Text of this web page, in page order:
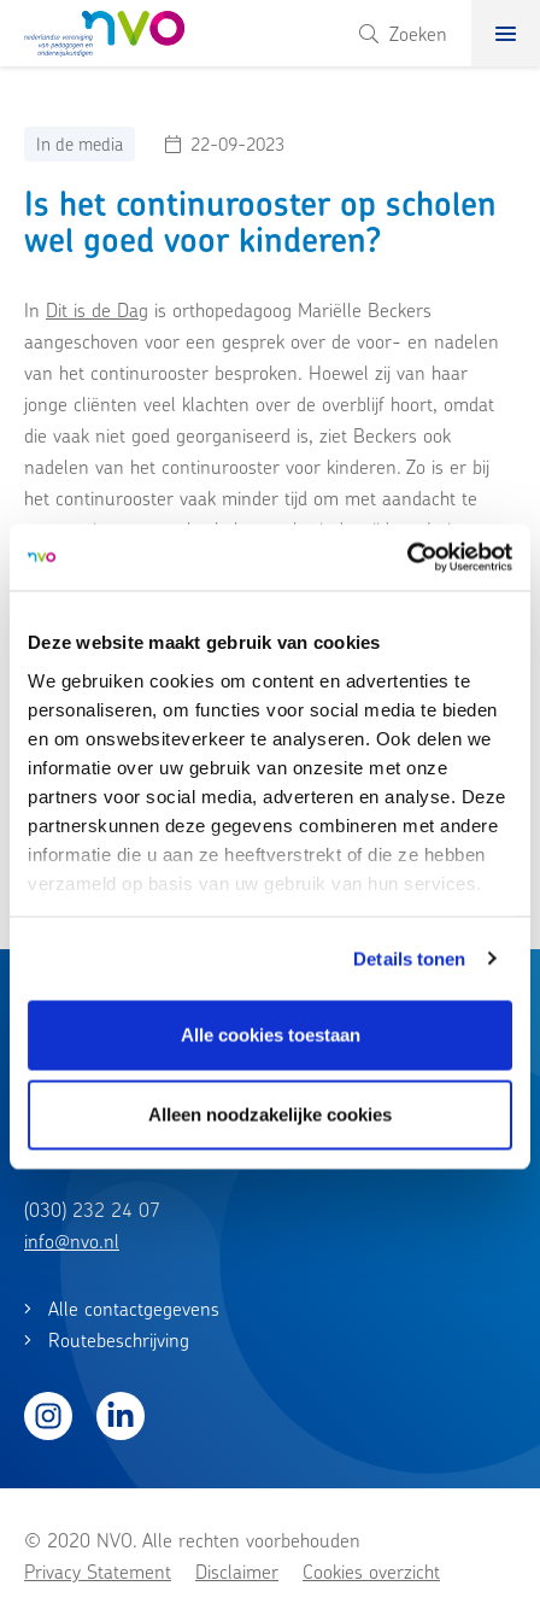
Deze website maakt gebruik van cookies
We gebruiken cookies om content en advertenties te
personaliseren, om functies voor social media te bieden
en om onswebsiteverkeer te analyseren. Ook delen we
informatie over uw gebruik van onzesite met onze
partners voor social media, adverteren en analyse. Deze
partnerskunnen deze gegevens combineren met andere
informatie die u aan ze heeftverstrekt of die ze hebben
verzameld op basis van uw gebruik van hun services.
Details tonen
Alle cookies toestaan
Alleen noodzakelijke cookies
NVO Zoeken
In de media 22-09-2023
Is het continurooster op scholen
wel goed voor kinderen?
In Dit is de Dag is orthopedagoog Mariëlle Beckers
aangeschoven voor een gesprek over de voor- en nadelen
van het continurooster besproken. Hoewel zij van haar
jonge cliënten veel klachten over de overblijf hoort, omdat
die vaak niet goed georganiseerd is, ziet Beckers ook
nadelen van het continurooster voor kinderen. Zo is er bij
het continurooster vaak minder tijd om met aandacht te
eten en is er op veel scholen veel minder tijd om buiten te
spelen. Het voordeel van eerder vrij zijn, gaat niet helemaal
luisteren, zitten en moeten zich voegen in de groep. Het is
geen échte vrije tijd.”
Terug naar overzicht
Deel dit artikel:
Churchilllaan 11
3527 GV Utrecht
(030) 232 24 07
info@nvo.nl
Alle contactgegevens
Routebeschrijving
InstagramLinkedIn
© 2020 NVO. Alle rechten voorbehouden
Privacy Statement
Disclaimer Cookies overzicht